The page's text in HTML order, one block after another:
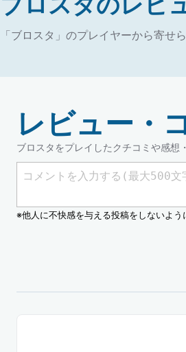
「ブロスタ」のプレイヤーから寄せ
レビュー・
ブロスタをプレイしたクチコミや感想